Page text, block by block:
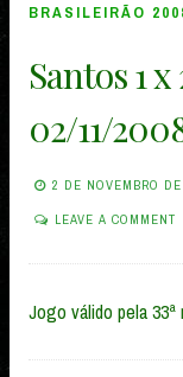
BRASILEIRÃO
Santos 1
02/11/
2 DE NOVEMBRO
LEAVE A COMMENT
Jogo válido pela 33ª